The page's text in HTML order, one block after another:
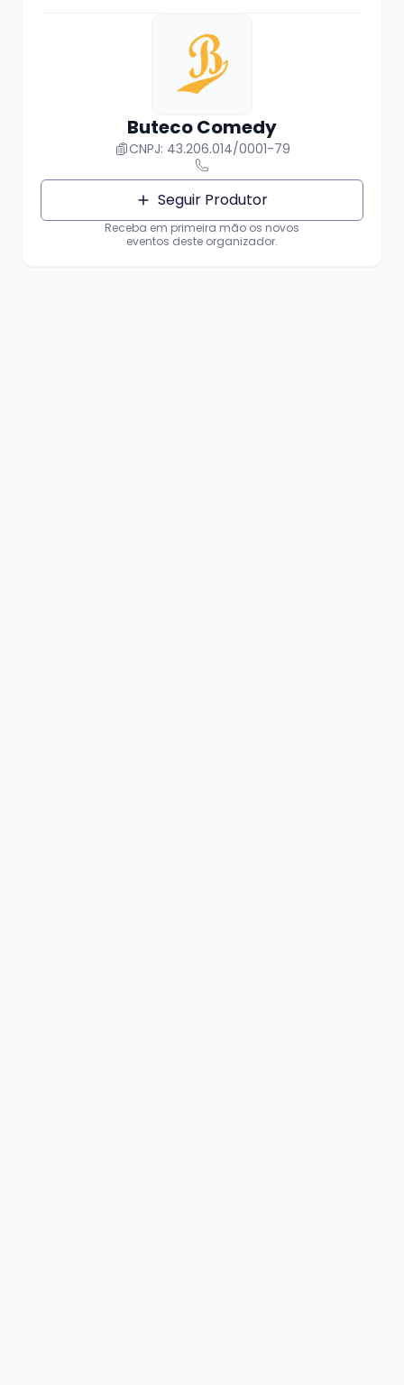
Buteco Comedy
CNPJ: 43.206.014/0001-79
Seguir Produtor
Receba em primeira mão os novos
eventos deste organizador.